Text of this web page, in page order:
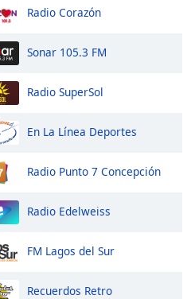
Radio Corazón
Sonar 105.3 FM
Radio SuperSol
En La Línea Deportes
Radio Punto 7 Concepción
Radio Edelweiss
FM Lagos del Sur
Recuerdos Retro